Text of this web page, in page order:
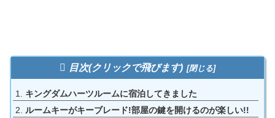
目次(クリックで飛びます)
キングダムハーツルームに宿泊してきました
ルームキーがキーブレード!部屋の鍵を開けるのが楽しい!!